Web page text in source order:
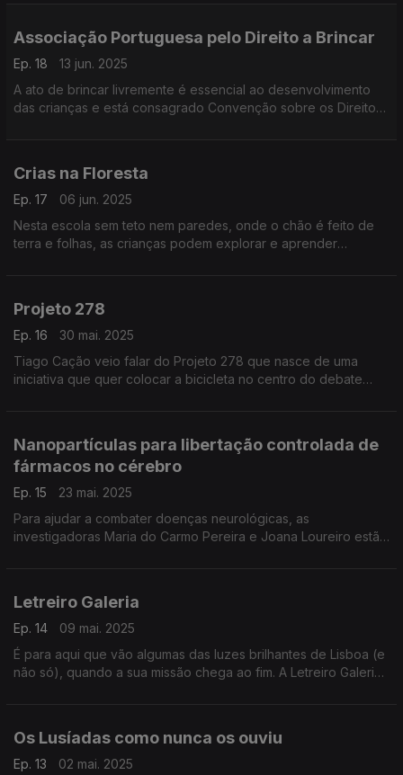
Associação Portuguesa pelo Direito a Brincar
Ep. 18
13 jun. 2025
A ato de brincar livremente é essencial ao desenvolvimento
das crianças e está consagrado Convenção sobre os Direitos
Crias na Floresta
Ep. 17
06 jun. 2025
Nesta escola sem teto nem paredes, onde o chão é feito de
terra e folhas, as crianças podem explorar e aprender
Projeto 278
Ep. 16
30 mai. 2025
Tiago Cação veio falar do Projeto 278 que nasce de uma
iniciativa que quer colocar a bicicleta no centro do debate
Nanopartículas para libertação controlada de
fármacos no cérebro
Ep. 15
23 mai. 2025
Para ajudar a combater doenças neurológicas, as
investigadoras Maria do Carmo Pereira e Joana Loureiro estão
Letreiro Galeria
Ep. 14
09 mai. 2025
É para aqui que vão algumas das luzes brilhantes de Lisboa (e
não só), quando a sua missão chega ao fim. A Letreiro Galeria
Os Lusíadas como nunca os ouviu
Ep. 13
02 mai. 2025